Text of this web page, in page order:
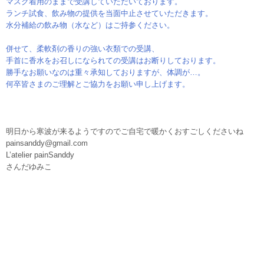
ランチ試食、飲み物の提供を当面中止させていただきます。
水分補給の飲み物（水など）はご持参ください。
併せて、柔軟剤の香りの強い衣類での受講、
手首に香水をお召しになられての受講はお断りしております。
勝手なお願いなのは重々承知 しておりますが、体調が…。
何卒皆さまのご理解とご協力をお願い申し上げます。
明日から寒波が来るようですのでご自宅で暖かくおすごしくださいね
painsanddy@gmail.com
L’atelier painSanddy
さんだゆみこ